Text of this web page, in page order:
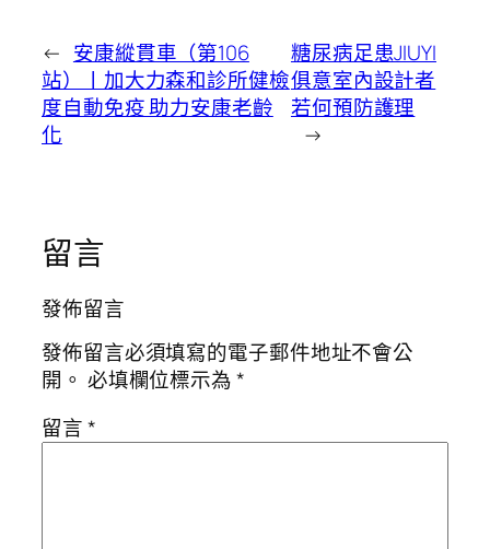
← 安康縱貫車（第106
站）丨加大力森和診所健檢
度自動免疫 助力安康老齡
化
糖尿病足患JIUYI
俱意室內設計者
若何預防護理
→
留言
發佈留言
發佈留言必須填寫的電子郵件地址不會公
開。 必填欄位標示為*
留言*